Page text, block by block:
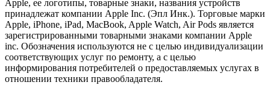
Apple, ее логотипы, товарные знаки, названия устройств
принадлежат компании Apple Inc. (Эпл Инк.). Торговые марки
Apple, iPhone, iPad, MacBook, Apple Watch, Air Pods является
зарегистрированными товарными знаками компании Apple
inc. Обозначения используются не с целью индивидуализации
соответствующих услуг по ремонту, а с целью
информирования потребителей о предоставляемых услугах в
отношении техники правообладателя.